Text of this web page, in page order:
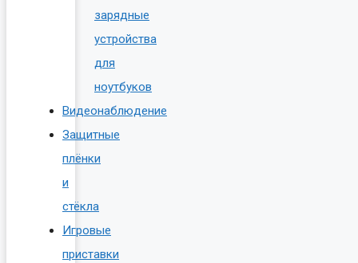
зарядные
устройства
для
ноутбуков
Видеонаблюдение
Защитные
плёнки
и
стёкла
Игровые
приставки